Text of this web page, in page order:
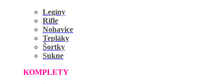
Legíny
Rifle
Nohavice
Tepláky
Šortky
Sukne
KOMPLETY